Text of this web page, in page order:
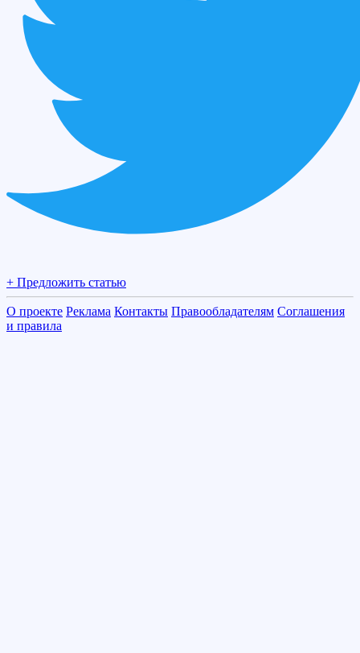
+ Предложить статью
О проекте Реклама Контакты Правообладателям Соглашения
и правила